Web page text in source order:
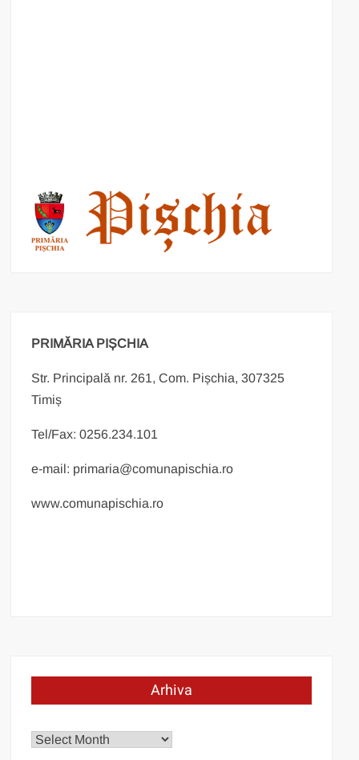
PRIMĂRIA PIȘCHIA
Str. Principală nr. 261, Com. Pișchia, 307325
Timiș
Tel/Fax: 0256.234.101
e-mail: primaria@comunapischia.ro
www.comunapischia.ro
Arhiva
Arhiva